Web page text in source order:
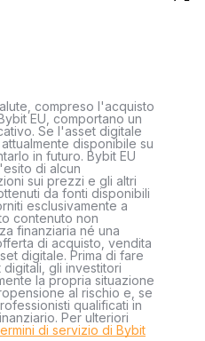
compreso l'acquisto
EU, comportano un
Se l'asset digitale
disponibile su
in futuro. Bybit EU
di alcun
sui prezzi e gli altri
da fonti disponibili
esclusivamente a
contenuto non
finanziaria né una
di acquisto, vendita
digitale. Prima di fare
gli investitori
la propria situazione
al rischio e, se
qualificati in
Per ulteriori
di servizio di Bybit